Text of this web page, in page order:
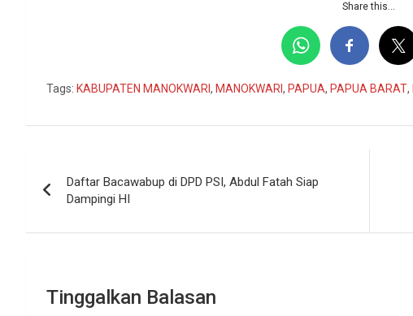
Share this...
Tags: KABUPATEN MANOKWARI, MANOKWARI, PAPUA, PAPUA BARAT,
pos
Daftar Bacawabup di DPD PSI, Abdul Fatah Siap
Dampingi HI
Tinggalkan Balasan